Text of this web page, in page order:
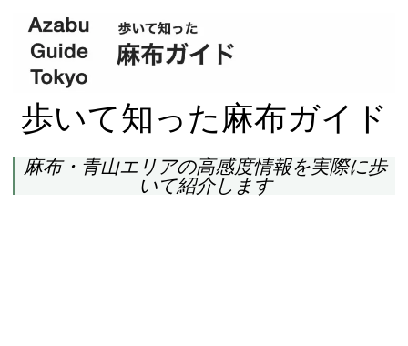
歩いて知った麻布ガイド
麻布・青山エリアの高感度情報を実際に歩
いて紹介します